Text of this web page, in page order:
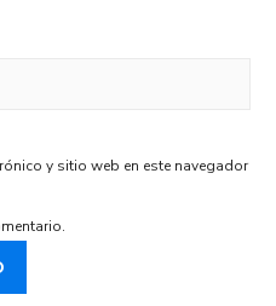
y sitio web en este navegador